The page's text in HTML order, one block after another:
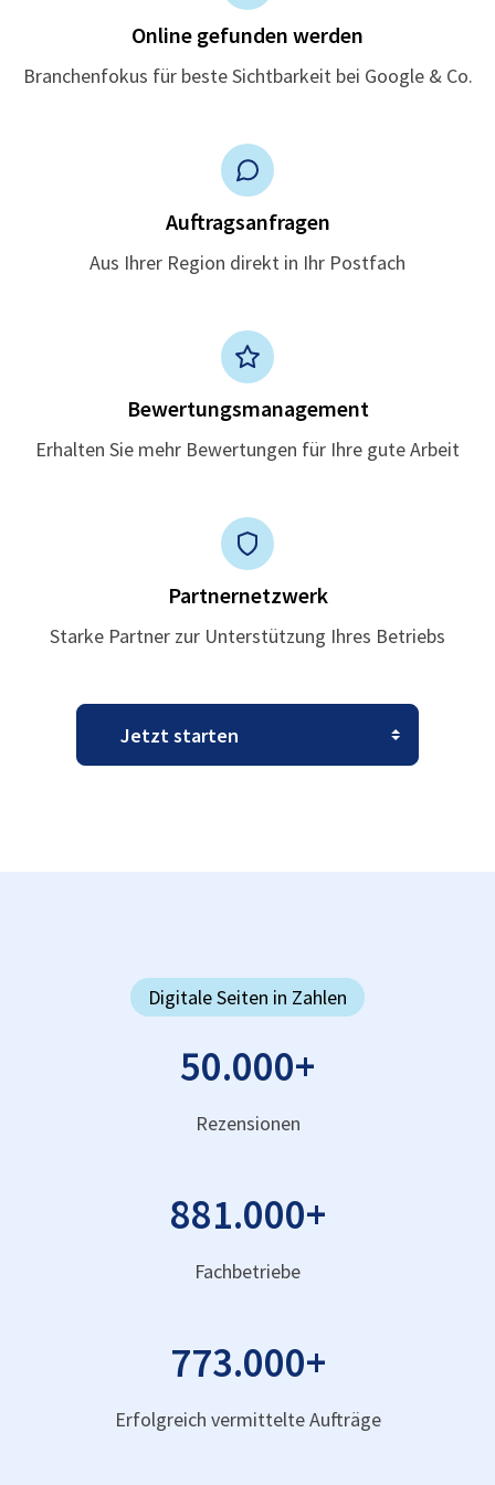
Online gefunden werden
Branchenfokus für beste Sichtbarkeit bei Google & Co.
Auftragsanfragen
Aus Ihrer Region direkt in Ihr Postfach
Bewertungsmanagement
Erhalten Sie mehr Bewertungen für Ihre gute Arbeit
Partnernetzwerk
Starke Partner zur Unterstützung Ihres Betriebs
Digitale Seiten in Zahlen
50.000+
Rezensionen
881.000+
Fachbetriebe
773.000+
Erfolgreich vermittelte Aufträge